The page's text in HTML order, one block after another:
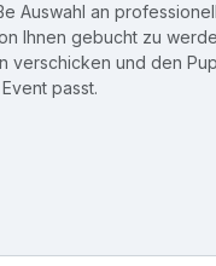
Auswahl an
Ihnen gebucht zu
verschicken und den
passt.